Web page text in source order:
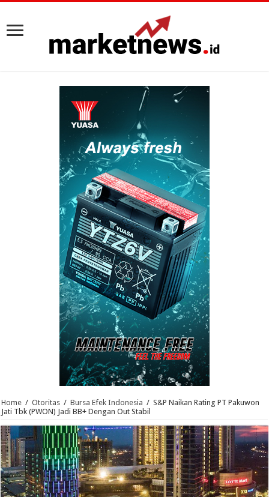
Home / Otoritas / Bursa Efek Indonesia / S&P Naikan Rating PT Pakuwon
Jati Tbk (PWON) Jadi BB+ Dengan Out Stabil